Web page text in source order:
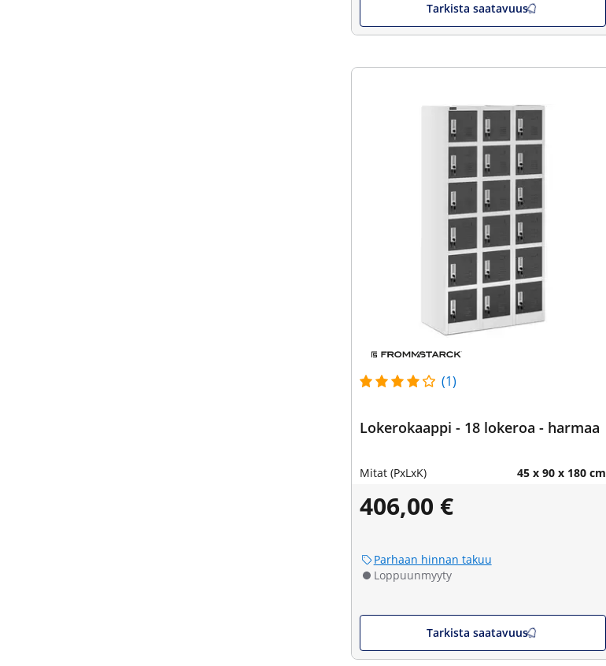
Tarkista saatavuus
(1)
Lokerokaappi - 18 lokeroa - harmaa
Mitat (PxLxK) 45 x 90 x 180 cm
406,00 €
Parhaan hinnan takuu
Loppuunmyyty
Tarkista saatavuus